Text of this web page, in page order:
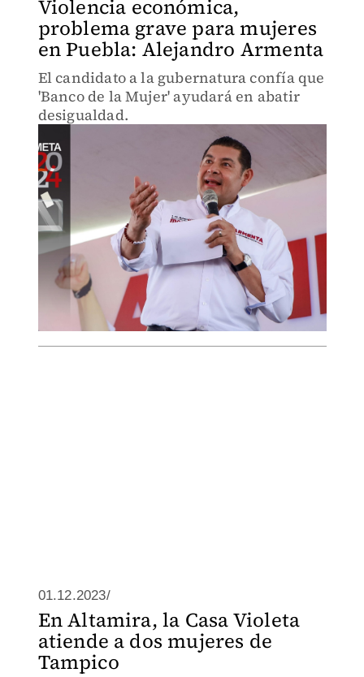
Violencia económica,
problema grave para mujeres
en Puebla: Alejandro Armenta
El candidato a la gubernatura confía que
'Banco de la Mujer' ayudará en abatir
desigualdad.
01.12.2023/
En Altamira, la Casa Violeta
atiende a dos mujeres de
Tampico